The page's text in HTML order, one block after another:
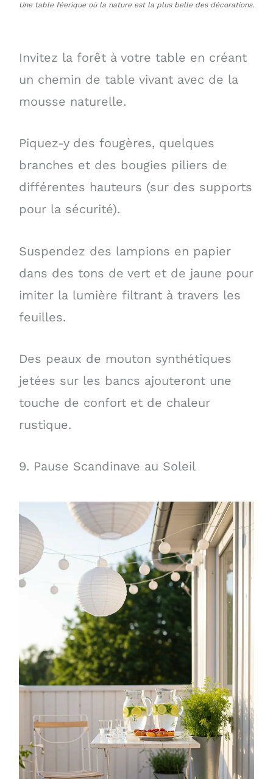
Une table féerique où la nature est la plus belle des décorations.
Invitez la forêt à votre table en créant
un chemin de table vivant avec de la
mousse naturelle.
Piquez-y des fougères, quelques
branches et des bougies piliers de
différentes hauteurs (sur des supports
pour la sécurité).
Suspendez des lampions en papier
dans des tons de vert et de jaune pour
imiter la lumière filtrant à travers les
feuilles.
Des peaux de mouton synthétiques
jetées sur les bancs ajouteront une
touche de confort et de chaleur
rustique.
9. Pause Scandinave au Soleil